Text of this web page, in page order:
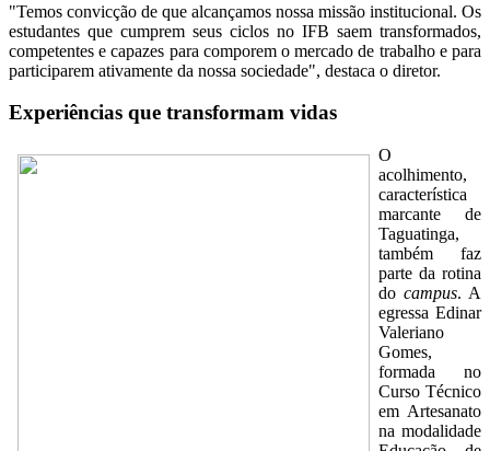
"Temos convicção de que alcançamos nossa missão institucional. Os
estudantes que cumprem seus ciclos no IFB saem transformados,
competentes e capazes para comporem o mercado de trabalho e para
participarem ativamente da nossa sociedade", destaca o diretor.
Experiências que transformam vidas
O
acolhimento,
característica
marcante de
Taguatinga,
também faz
parte da rotina
do campus. A
egressa Edinar
Valeriano
Gomes,
formada no
Curso Técnico
em Artesanato
na modalidade